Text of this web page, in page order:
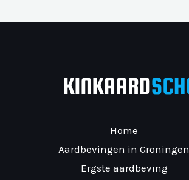
Home
Aardbevingen in Groningen
Ergste aardbeving